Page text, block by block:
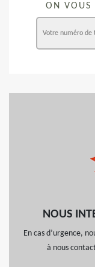
ON VOUS
NOUS
En cas d’urgence,
à nous